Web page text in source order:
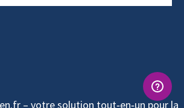
– votre solution tout‑en‑un pour la